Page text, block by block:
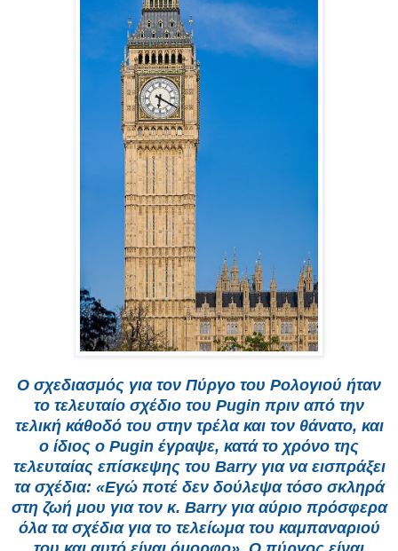
Ο σχεδιασμός για τον Πύργο του Ρολογιού ήταν
το τελευταίο σχέδιο του Pugin πριν από την
τελική κάθοδό του στην τρέλα και τον θάνατο, και
ο ίδιος ο Pugin έγραψε, κατά το χρόνο της
τελευταίας επίσκεψης του Barry για να εισπράξει
τα σχέδια: «Εγώ ποτέ δεν δούλεψα τόσο σκληρά
στη ζωή μου για τον κ. Barry για αύριο πρόσφερα
όλα τα σχέδια για το τελείωμα του καμπαναριού